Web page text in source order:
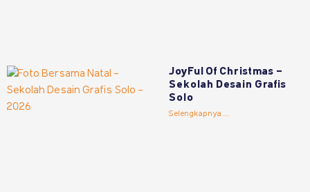
JoyFul Of Christmas –
Sekolah Desain Grafis
Solo
Selengkapnya ...